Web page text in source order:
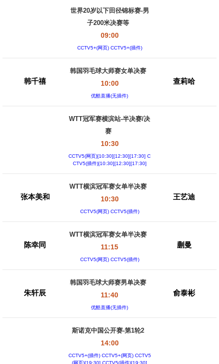
世界20岁以下田径锦标赛-男
子200米决赛等
09:00
CCTV5+(网页) CCTV5+(插件)
韩千禧
韩国羽毛球大师赛女单决赛
10:00
优酷直播(无插件)
查莉哈
WTT冠军赛横滨站-半决赛/决
赛
10:30
CCTV5(网页)[10:30][12:30][17:30] C
CTV5(插件)[10:30][12:30][17:30]
张本美和
WTT横滨冠军赛女单半决赛
10:30
CCTV5(网页) CCTV5(插件)
王艺迪
陈幸同
WTT横滨冠军赛女单半决赛
11:15
CCTV5(网页) CCTV5(插件)
蒯曼
朱轩辰
韩国羽毛球大师赛男单决赛
11:40
优酷直播(无插件)
俞泰彬
斯诺克中国公开赛-第1轮2
14:00
CCTV5+(插件) CCTV5+(网页) CCTV5
(网页)[19:30] CCTV5(插件)[19:30]